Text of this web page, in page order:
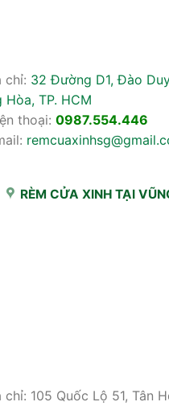
chỉ: 32 Đường D1, Đào
TP. HCM
thoại: 0987.554.446
RÈM CỬA XINH TẠI
105 Quốc Lộ 51, Tân